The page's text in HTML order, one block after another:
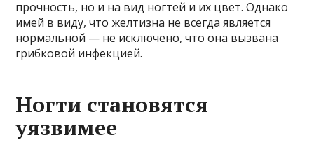
прочность, но и на вид ногтей и их цвет. Однако
имей в виду, что желтизна не всегда является
нормальной — не исключено, что она вызвана
грибковой инфекцией.
Ногти становятся
уязвимее